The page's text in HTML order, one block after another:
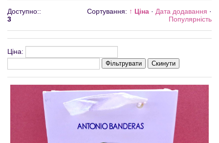
Доступно::
3
Сортування: ↑ Ціна · Дата додавання ·
Популярність
Ціна:
Фільтрувати Скинути